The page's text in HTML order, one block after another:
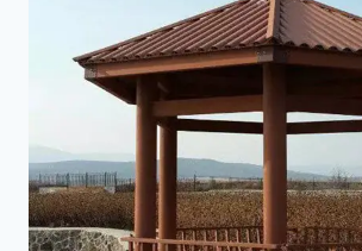
DUURZAME
TUINCONSTRUCTIES
VOOR
BUITEN